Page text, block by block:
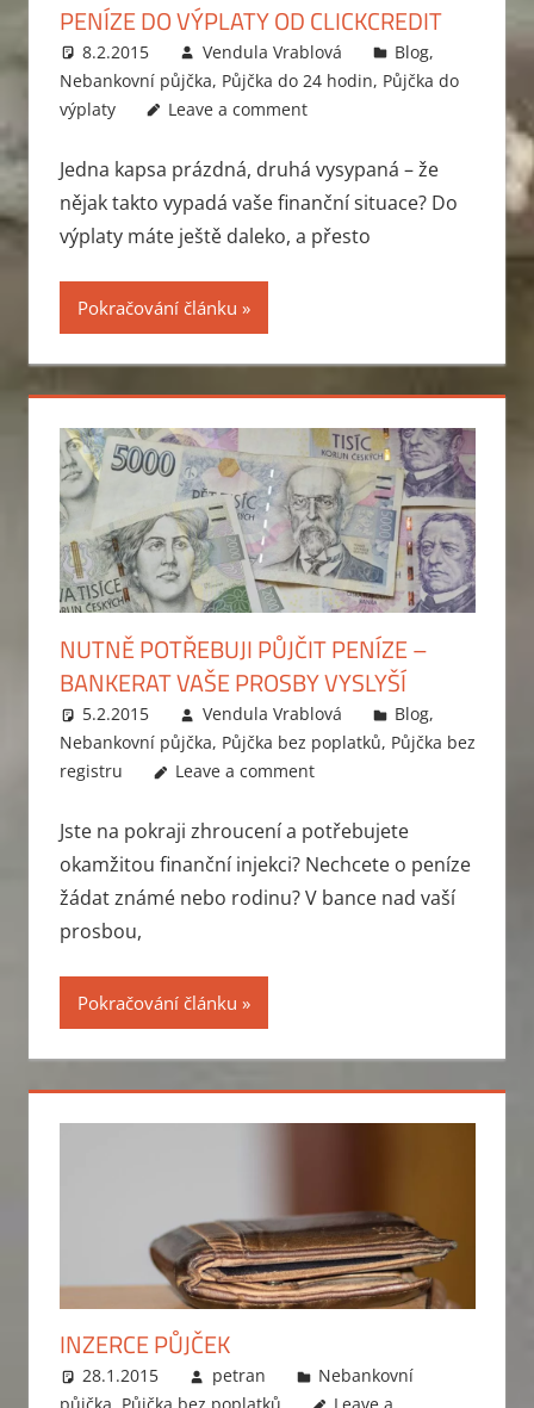
PENÍZE DO VÝPLATY OD CLICKCREDIT
8.2.2015 Vendula Vrablová Blog,
Nebankovní půjčka, Půjčka do 24 hodin, Půjčka do
výplaty
Leave a comment
Jedna kapsa prázdná, druhá vysypaná – že
nějak takto vypadá vaše finanční situace? Do
výplaty máte ještě daleko, a přesto
Pokračování článku
NUTNĚ POTŘEBUJI PŮJČIT PENÍZE –
BANKERAT VAŠE PROSBY VYSLYŠÍ
5.2.2015 Vendula Vrablová Blog,
Nebankovní půjčka, Půjčka bez poplatků, Půjčka bez
registru
Leave a comment
Jste na pokraji zhroucení a potřebujete
okamžitou finanční injekci? Nechcete o peníze
žádat známé nebo rodinu? V bance nad vaší
prosbou,
Pokračování článku
INZERCE PŮJČEK
28.1.2015 petran
Nebankovní